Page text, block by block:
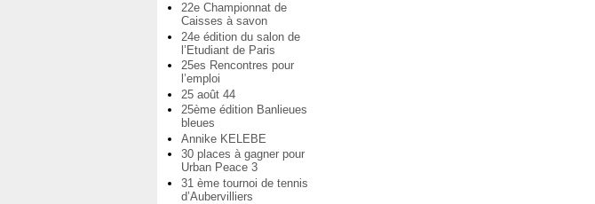
22e Championnat de
Caisses à savon
24e édition du salon de
l’Etudiant de Paris
25es Rencontres pour
l’emploi
25 août 44
25ème édition Banlieues
bleues
Annike KELEBE
30 places à gagner pour
Urban Peace 3
31 ème tournoi de tennis
d’Aubervilliers